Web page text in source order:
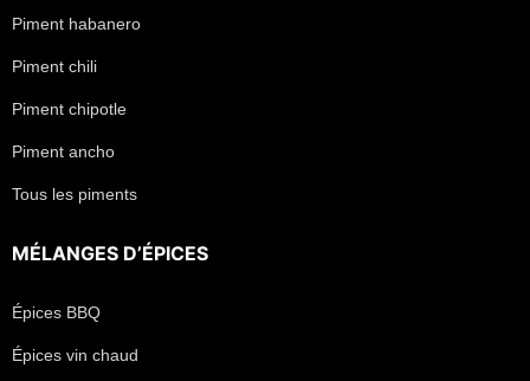
Piment habanero
Piment chili
Piment chipotle
Piment ancho
Tous les piments
MÉLANGES D’ÉPICES
Épices BBQ
Épices vin chaud